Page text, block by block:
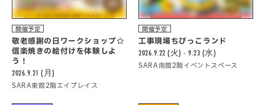
開催予定
敬老感謝の日ワークショップ☆
信楽焼きの絵付けを体験しよ
う！
2026.9.21 (月)
SARA東館2階エイプレイス
開催予定
工事現場ちびっこランド
2026.9.22 (火) - 9.23 (水)
SARA南館2階イベントスペース